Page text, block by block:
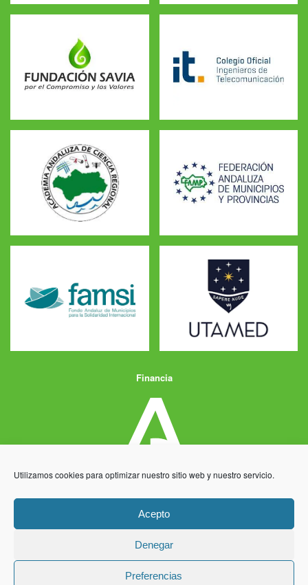
Utilizamos cookies para optimizar nuestro sitio web y nuestro servicio.
Acepto
Denegar
Preferencias
Financia